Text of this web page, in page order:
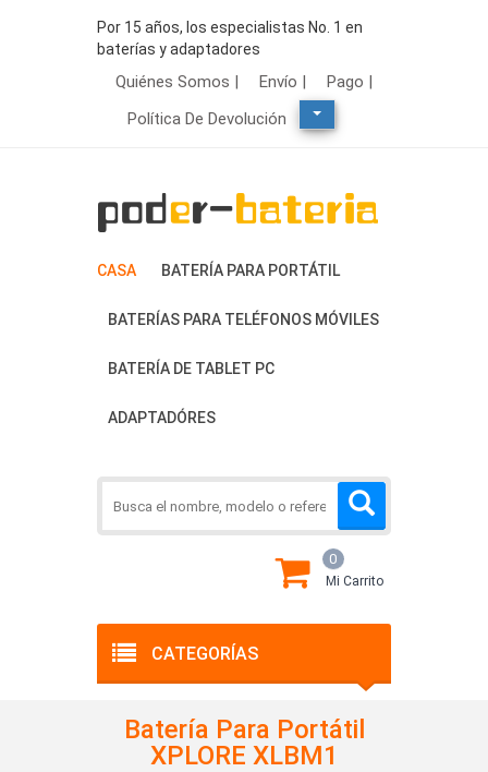
Por 15 años, los especialistas No. 1 en
baterías y adaptadores
Quiénes Somos | Envío |
Pago |
Política De Devolución
CASA BATERÍA PARA PORTÁTIL
BATERÍAS PARA TELÉFONOS MÓVILES
BATERÍA DE TABLET PC
ADAPTADÓRES
CATEGORÍAS
0
Mi Carrito
Batería Para Portátil
XPLORE XLBM1